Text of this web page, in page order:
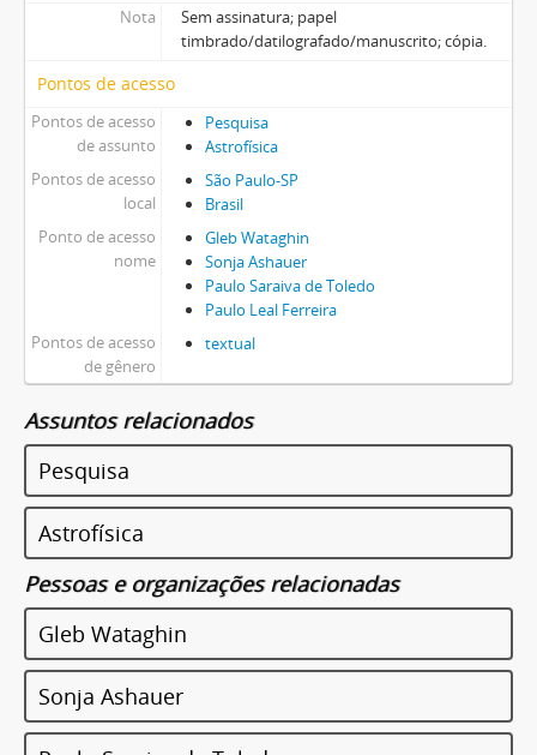
Nota
Sem assinatura; papel
timbrado/datilografado/manuscrito; cópia.
Pontos de acesso
Pontos de acesso
de assunto
Pesquisa
Astrofísica
Pontos de acesso
local
São Paulo-SP
Brasil
Ponto de acesso
nome
Gleb Wataghin
Sonja Ashauer
Paulo Saraiva de Toledo
Paulo Leal Ferreira
Pontos de acesso
de gênero
textual
Assuntos relacionados
Pesquisa
Astrofísica
Pessoas e organizações relacionadas
Gleb Wataghin
Sonja Ashauer